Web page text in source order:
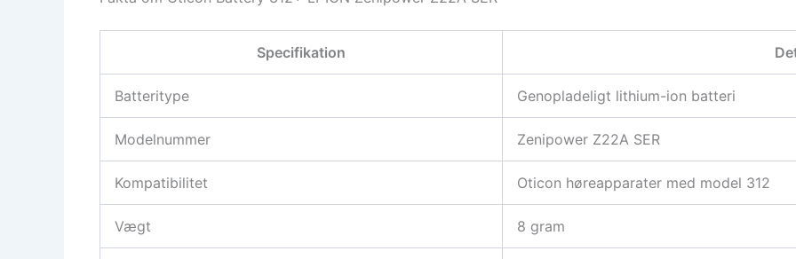
Specifikation
Batteritype Genopladeligt lithium-ion batteri
Modelnummer Zenipower Z22A SER
Kompatibilitet Oticon høreapparater med model 312
Vægt 8 gram